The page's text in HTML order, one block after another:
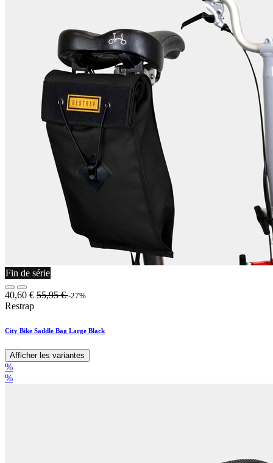
Fin de série
40,60 € 55,95€ -27%
Restrap
City Bike Saddle Bag Large Black
Afficher les variantes
%
%